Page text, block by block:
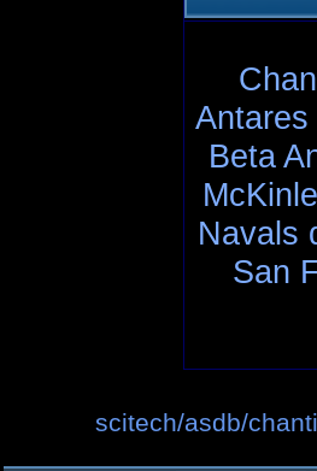
Antares
Beta
Navals
San
scitech/asdb/